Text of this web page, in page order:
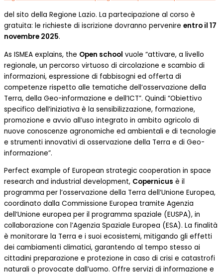
del sito della Regione Lazio. La partecipazione al corso è
gratuita: le richieste di iscrizione dovranno pervenire entro il 17
novembre 2025.
As ISMEA explains, the Open school vuole “attivare, a livello
regionale, un percorso virtuoso di circolazione e scambio di
informazioni, espressione di fabbisogni ed offerta di
competenze rispetto alle tematiche dell’osservazione della
Terra, della Geo-informazione e dell’ICT”. Quindi “Obiettivo
specifico dell’iniziativa è la sensibilizzazione, formazione,
promozione e avvio all’uso integrato in ambito agricolo di
nuove conoscenze agronomiche ed ambientali e di tecnologie
e strumenti innovativi di osservazione della Terra e di Geo-
informazione”.
Perfect example of European strategic cooperation in space
research and industrial development, Copernicus è il
programma per l’osservazione della Terra dell’Unione Europea,
coordinato dalla Commissione Europea tramite Agenzia
dell’Unione europea per il programma spaziale (EUSPA), in
collaborazione con l’Agenzia Spaziale Europea (ESA). La finalità
è monitorare la Terra e i suoi ecosistemi, mitigando gli effetti
dei cambiamenti climatici, garantendo al tempo stesso ai
cittadini preparazione e protezione in caso di crisi e catastrofi
naturali o provocate dall’uomo. Offre servizi di informazione e